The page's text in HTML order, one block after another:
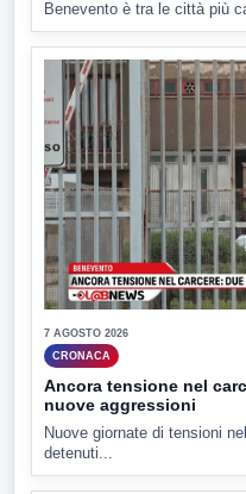
Benevento è tra le città più
7 AGOSTO 2026
CRONACA
Ancora tensione nel
nuove aggressioni
Nuove giornate di tensioni
detenuti...